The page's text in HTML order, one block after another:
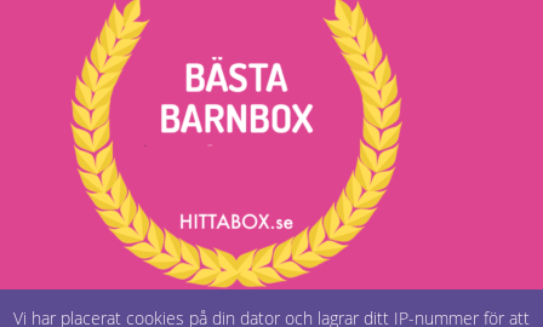
Vi har placerat cookies på din dator och lagrar ditt IP-nummer för att